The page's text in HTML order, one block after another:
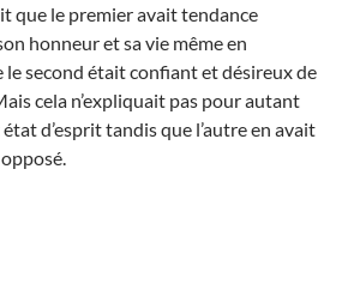
que le premier avait tendance
honneur et sa vie même en
le second était confiant et désireux de
cela n’expliquait pas pour autant
d’esprit tandis que l’autre en avait